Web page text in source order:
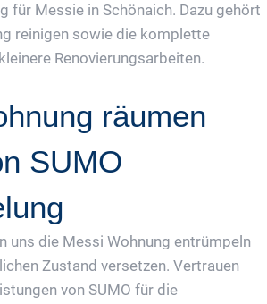
für Messie in Schönaich. Dazu gehört
reinigen sowie die komplette
Renovierungsarbeiten.
räumen
SUMO
uns die Messi Wohnung entrümpeln
Zustand versetzen. Vertrauen
von SUMO für die